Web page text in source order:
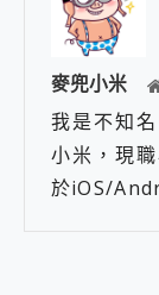
麥兜小米
我是不知
小米，現
於iOS/